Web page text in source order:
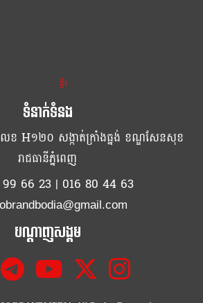
ខ្លឹម ខ្លី រហ័ស
ទំនាក់ទំនង
ខ H១២០ សង្កាត់ក្រាំងធ្នង់ ខណ្ឌសែនសុខ
រាជធានីភ្នំពេញ
99 66 23| 016 80 44 63
បណ្ដាញសង្គម